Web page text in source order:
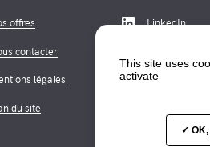
offres
contacter
légales
du site
LinkedIn
This site uses
activate